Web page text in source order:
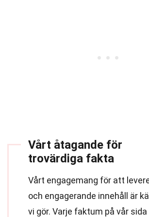
Vårt åtagande för
trovärdiga fakta
Vårt engagemang för att
och engagerande innehåll är
vi gör. Varje faktum på vår